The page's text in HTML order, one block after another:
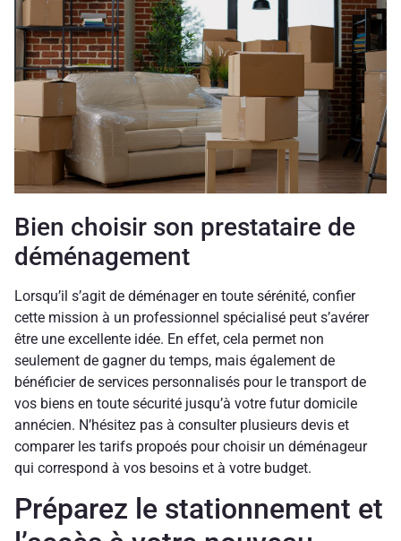
Bien choisir son prestataire de
déménagement
Lorsqu’il s’agit de déménager en toute sérénité, confier
cette mission à un professionnel spécialisé peut s’avérer
être une excellente idée. En effet, cela permet non
seulement de gagner du temps, mais également de
bénéficier de services personnalisés pour le transport de
vos biens en toute sécurité jusqu’à votre futur domicile
annécien. N’hésitez pas à consulter plusieurs devis et
comparer les tarifs propoés pour choisir un déménageur
qui correspond à vos besoins et à votre budget.
Préparez le stationnement et